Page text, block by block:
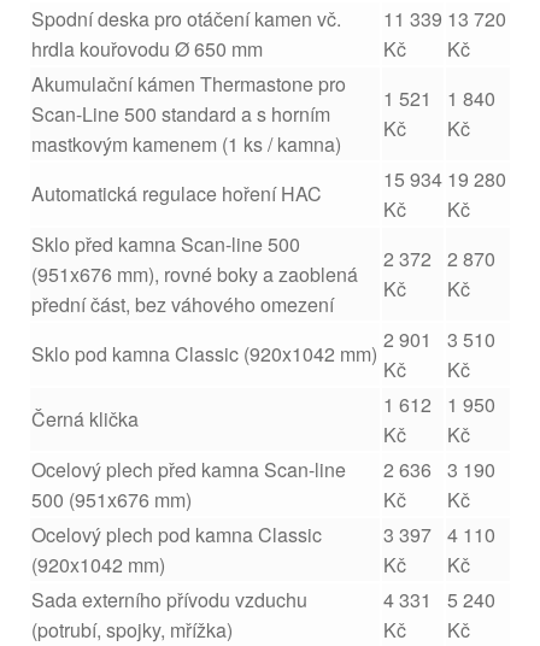
Spodní deska pro otáčení kamen vč.
hrdla kouřovodu Ø 650 mm
11 339
Kč
13 720
Kč
Akumulační kámen Thermastone pro
Scan-Line 500 standard a s horním
mastkovým kamenem (1 ks / kamna)
1 521
Kč
1 840
Kč
Automatická regulace hoření HAC
15 934
Kč
19 280
Kč
Sklo před kamna Scan-line 500
(951x676 mm), rovné boky a zaoblená
přední část, bez váhového omezení
2 372
Kč
2 870
Kč
Sklo pod kamna Classic (920x1042 mm)
2 901
Kč
3 510
Kč
Černá klička
1 612
Kč
1 950
Kč
Ocelový plech před kamna Scan-line
500 (951x676 mm)
2 636
Kč
3 190
Kč
Ocelový plech pod kamna Classic
(920x1042 mm)
3 397
Kč
4 110
Kč
Sada externího přívodu vzduchu
(potrubí, spojky, mřížka)
4 331
Kč
5 240
Kč